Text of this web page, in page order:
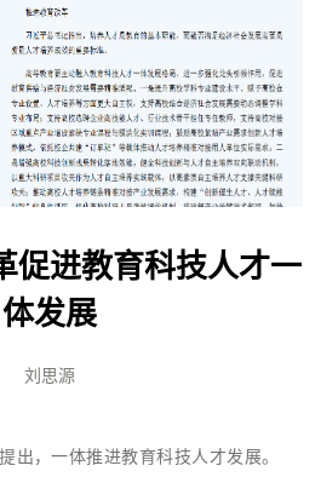
促进教育科技人才一
体发展
刘思源
，一体推进教育科技人才发展。